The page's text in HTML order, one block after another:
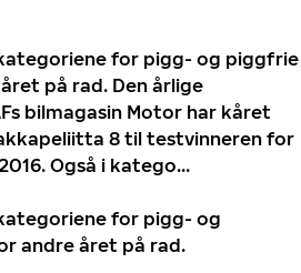
for pigg- og piggfrie
på rad. Den årlige
bilmagasin Motor har kåret
8 til testvinneren for
Også i katego...
for pigg- og
andre året på rad.